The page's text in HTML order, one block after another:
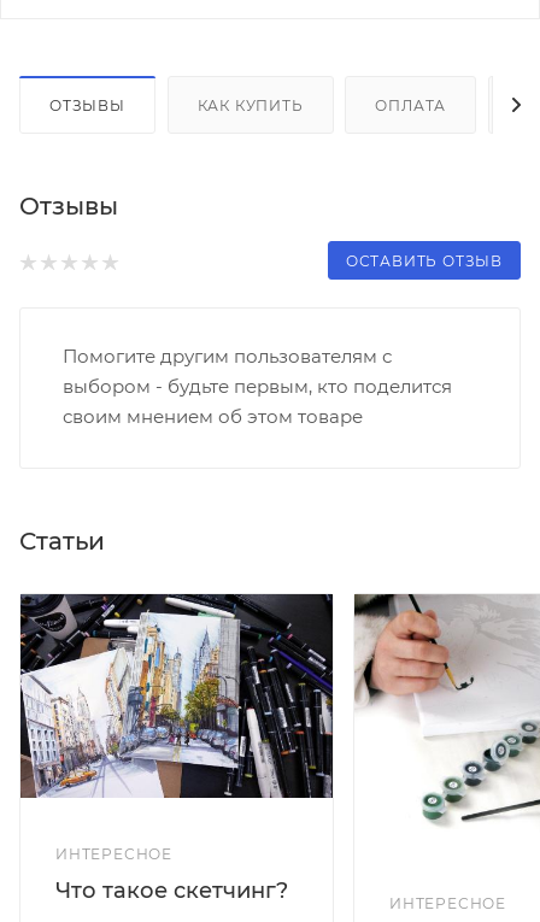
ОТЗЫВЫ КАК КУПИТЬ ОПЛАТА
Отзывы
ОСТАВИТЬ ОТЗЫВ
Помогите другим пользователям с
выбором - будьте первым, кто поделится
своим мнением об этом товаре
Статьи
ИНТЕРЕСНОЕ
Что такое скетчинг?
ИНТЕРЕСНОЕ